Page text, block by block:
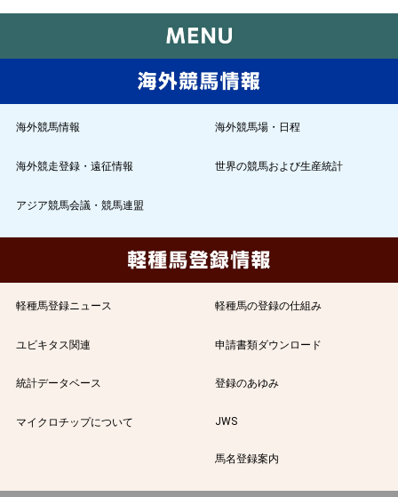
海外競馬情報 海外競馬場・日程
海外競走登録・遠征情報 世界の競馬および生産統計
アジア競馬会議・競馬連盟
軽種馬登録ニュース 軽種馬の登録の仕組み
ユビキタス関連 申請書類ダウンロード
統計データベース 登録のあゆみ
マイクロチップについて JWS
馬名登録案内